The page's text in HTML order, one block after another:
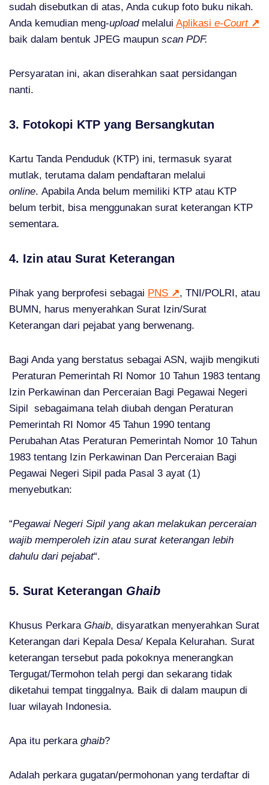
sudah disebutkan di atas, Anda cukup foto buku nikah.
Anda kemudian meng-uploadmelalui Aplikasi e-Court ↗
baik dalam bentuk JPEG maupun scan PDF.
Persyaratan ini, akan diserahkan saat persidangan
nanti.
3. Fotokopi KTP yang Bersangkutan
Kartu Tanda Penduduk (KTP) ini, termasuk syarat
mutlak, terutama dalam pendaftaran melalui
online. Apabila Anda belum memiliki KTP atau KTP
belum terbit, bisa menggunakan surat keterangan KTP
sementara.
4. Izin atau Surat Keterangan
Pihak yang berprofesi sebagai PNS ↗, TNI/POLRI, atau
BUMN, harus menyerahkan Surat Izin/Surat
Keterangan dari pejabat yang berwenang.
Bagi Anda yang berstatus sebagai ASN, wajib mengikuti
Peraturan Pemerintah RI Nomor 10 Tahun 1983 tentang
Izin Perkawinan dan Perceraian Bagi Pegawai Negeri
Sipil sebagaimana telah diubah dengan Peraturan
Pemerintah RI Nomor 45 Tahun 1990 tentang
Perubahan Atas Peraturan Pemerintah Nomor 10 Tahun
1983 tentang Izin Perkawinan Dan Perceraian Bagi
Pegawai Negeri Sipil pada Pasal 3 ayat (1)
menyebutkan:
“Pegawai Negeri Sipil yang akan melakukan perceraian
wajib memperoleh izin atau surat keterangan lebih
dahulu dari pejabat“.
5. Surat Keterangan Ghaib
Khusus Perkara Ghaib, disyaratkan menyerahkan Surat
Keterangan dari Kepala Desa/ Kepala Kelurahan. Surat
keterangan tersebut pada pokoknya menerangkan
Tergugat/Termohon telah pergi dan sekarang tidak
diketahui tempat tinggalnya. Baik di dalam maupun di
luar wilayah Indonesia.
Apa itu perkara ghaib?
Adalah perkara gugatan/permohonan yang terdaftar di